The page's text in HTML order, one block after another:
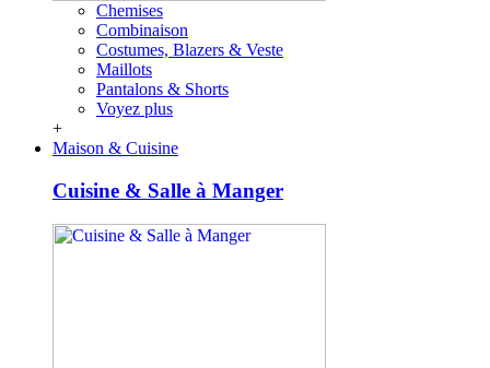
Chemises
Combinaison
Costumes, Blazers & Veste
Maillots
Pantalons & Shorts
Voyez plus
+
Maison & Cuisine
Cuisine & Salle à Manger